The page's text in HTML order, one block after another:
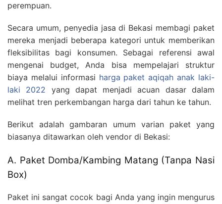
perempuan.
Secara umum, penyedia jasa di Bekasi membagi paket
mereka menjadi beberapa kategori untuk memberikan
fleksibilitas bagi konsumen. Sebagai referensi awal
mengenai budget, Anda bisa mempelajari struktur
biaya melalui informasi harga paket aqiqah anak laki-
laki 2022 yang dapat menjadi acuan dasar dalam
melihat tren perkembangan harga dari tahun ke tahun.
Berikut adalah gambaran umum varian paket yang
biasanya ditawarkan oleh vendor di Bekasi:
A. Paket Domba/Kambing Matang (Tanpa Nasi
Box)
Paket ini sangat cocok bagi Anda yang ingin mengurus